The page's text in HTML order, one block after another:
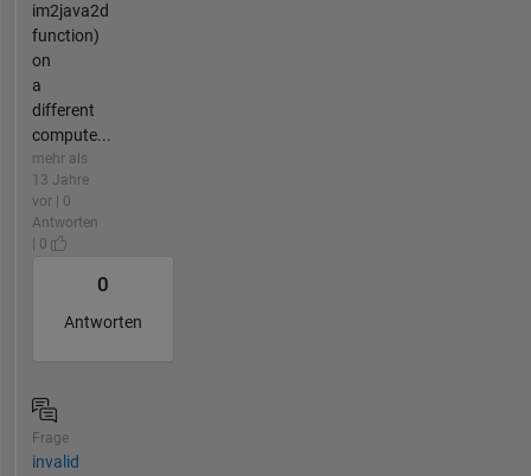
im2java2d
function)
on
a
different
compute...
mehr als
13 Jahre
vor | 0
Antworten
| 0
0
Antworten
Frage
invalid